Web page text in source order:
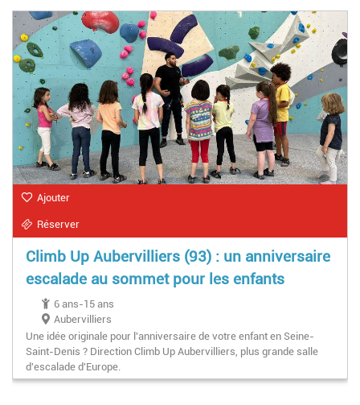
Ajouter
Réserver
Climb Up Aubervilliers (93) : un anniversaire
escalade au sommet pour les enfants
6 ans-15 ans
Aubervilliers
Une idée originale pour l'anniversaire de votre enfant en Seine-
Saint-Denis ? Direction Climb Up Aubervilliers, plus grande salle
d'escalade d'Europe.